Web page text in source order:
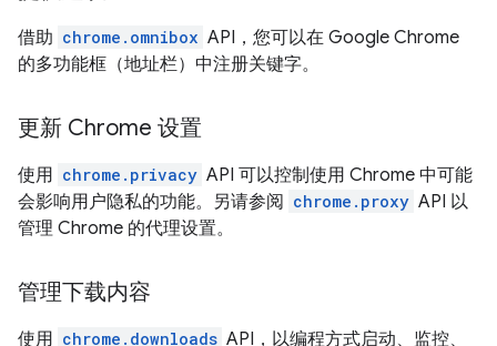
借助 chrome.omnibox API，您可以在 Google Chrome
的多功能框（地址栏）中注册关键字。
更新 Chrome 设置
使用 chrome.privacy API 可以控制使用 Chrome 中可能
会影响用户隐私的功能。另请参阅 chrome.proxy API 以
管理 Chrome 的代理设置。
管理下载内容
使用 chrome.downloads API，以编程方式启动、监控、